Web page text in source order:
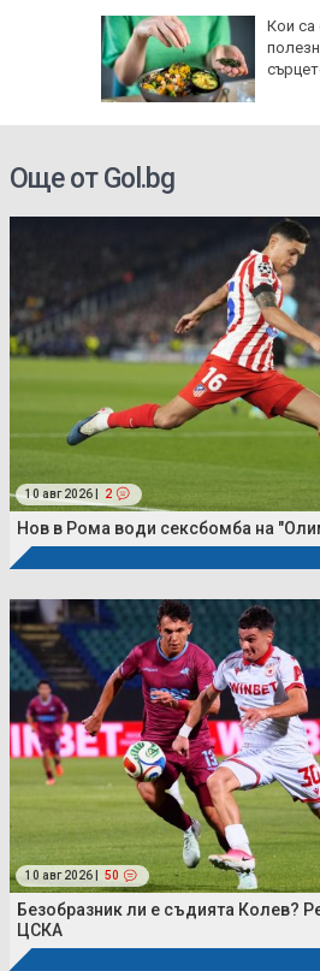
Кои са
Още от Gol.bg
10 авг 2026 | 2
Нов в Рома води сексбомба на
10 авг 2026 | 50
Безобразник ли е съдията Колев?
ЦСКА